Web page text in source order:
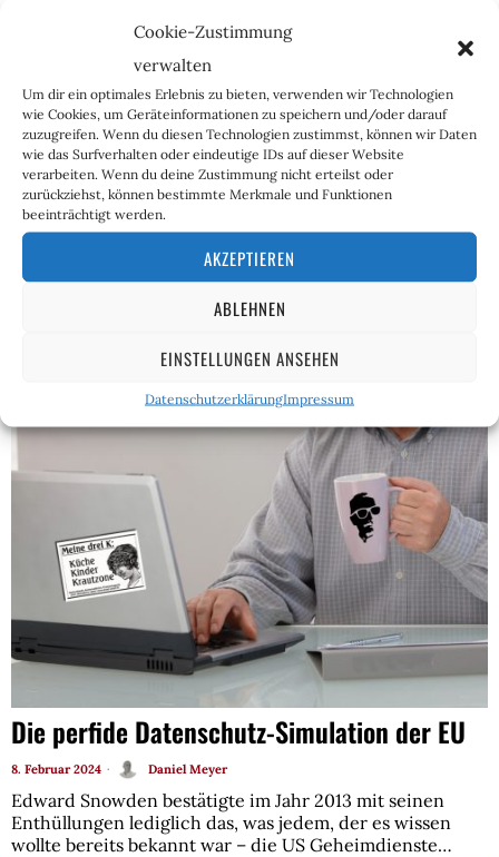
Cookie-Zustimmung
verwalten
Um dir ein optimales Erlebnis zu bieten, verwenden wir Technologien
wie Cookies, um Geräteinformationen zu speichern und/oder darauf
zuzugreifen. Wenn du diesen Technologien zustimmst, können wir Daten
wie das Surfverhalten oder eindeutige IDs auf dieser Website
verarbeiten. Wenn du deine Zustimmung nicht erteilst oder
zurückziehst, können bestimmte Merkmale und Funktionen
beeinträchtigt werden.
AKZEPTIEREN
ABLEHNEN
EINSTELLUNGEN ANSEHEN
DatenschutzerklärungImpressum
Reinhold Würth – Wahlempfehlung von ganz
oben
18. Juni 2024 Daniel Meyer
Reinhold Würth muss sich im Nachgang zur EU-Wahl
gefühlt haben, als hätte er in den vergangenen Monaten
versucht ein Seil zu stoßen, scheinen doch…
Die perfide Datenschutz-Simulation der EU
8. Februar 2024 Daniel Meyer
Edward Snowden bestätigte im Jahr 2013 mit seinen
Enthüllungen lediglich das, was jedem, der es wissen
wollte bereits bekannt war – die US Geheimdienste…